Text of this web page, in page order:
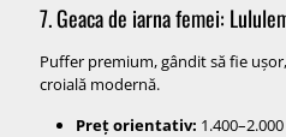
7. Geaca de iarna femei:
Puffer premium, gândit să fie
croială modernă.
Preț orientativ: